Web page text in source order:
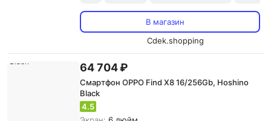
В магазин
Cdek.shopping
64 704 ₽
Смартфон OPPO Find X8 16/256Gb, Hoshino
Black
4.5